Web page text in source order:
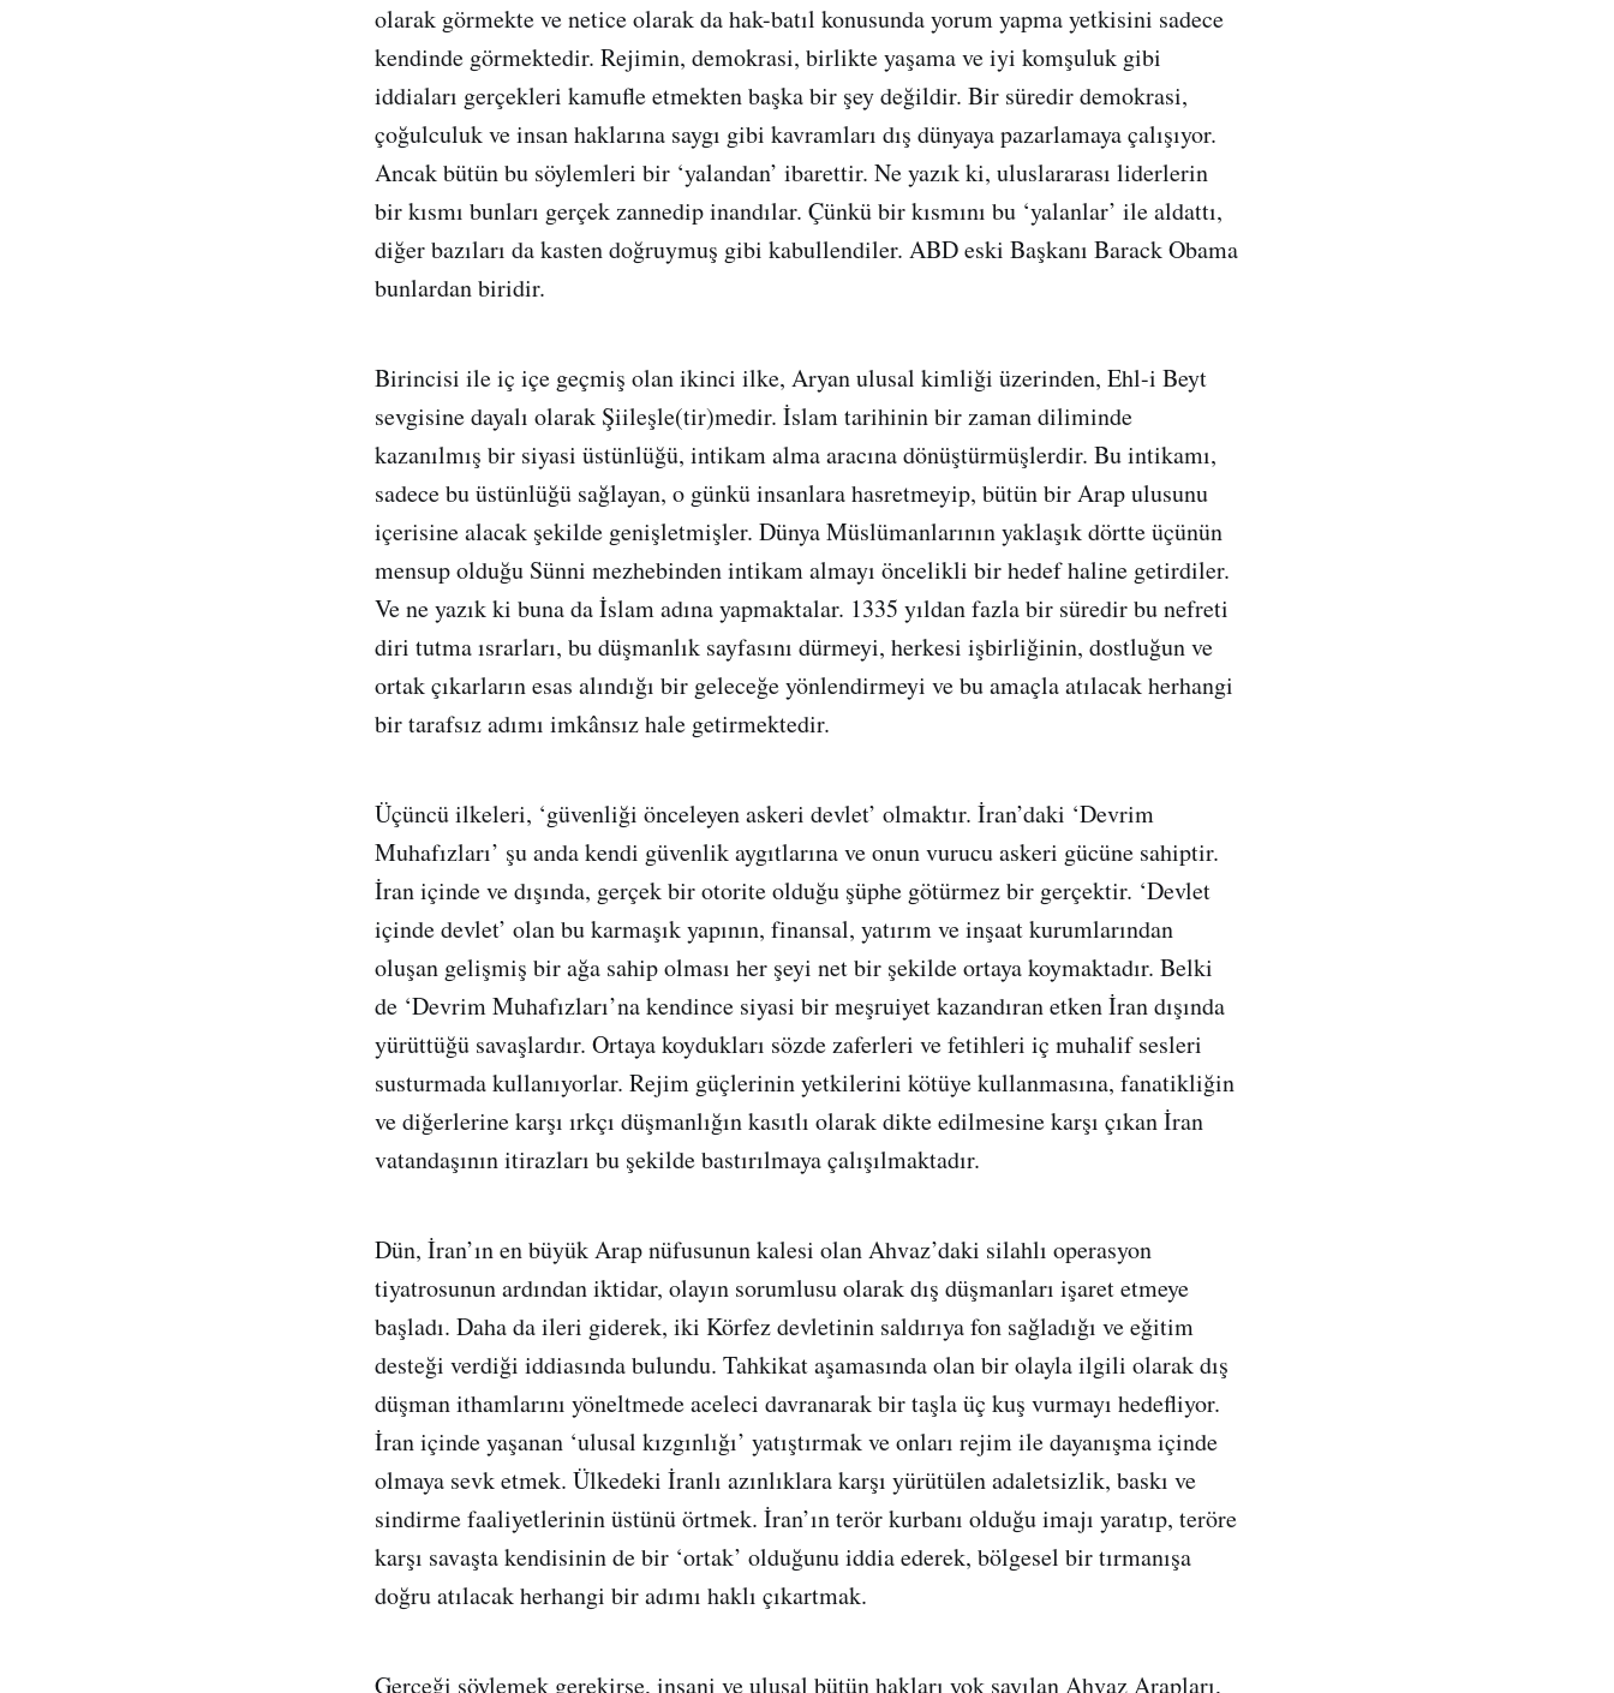
olarak görmekte ve netice olarak da hak-batıl konusunda yorum yapma yetkisini sadece
kendinde görmektedir. Rejimin, demokrasi, birlikte yaşama ve iyi komşuluk gibi
iddiaları gerçekleri kamufle etmekten başka bir şey değildir. Bir süredir demokrasi,
çoğulculuk ve insan haklarına saygı gibi kavramları dış dünyaya pazarlamaya çalışıyor.
Ancak bütün bu söylemleri bir ‘yalandan’ ibarettir. Ne yazık ki, uluslararası liderlerin
bir kısmı bunları gerçek zannedip inandılar. Çünkü bir kısmını bu ‘yalanlar’ ile aldattı,
diğer bazıları da kasten doğruymuş gibi kabullendiler. ABD eski Başkanı Barack Obama
bunlardan biridir.
Birincisi ile iç içe geçmiş olan ikinci ilke, Aryan ulusal kimliği üzerinden, Ehl-i Beyt
sevgisine dayalı olarak Şiileşle(tir)medir. İslam tarihinin bir zaman diliminde
kazanılmış bir siyasi üstünlüğü, intikam alma aracına dönüştürmüşlerdir. Bu intikamı,
sadece bu üstünlüğü sağlayan, o günkü insanlara hasretmeyip, bütün bir Arap ulusunu
içerisine alacak şekilde genişletmişler. Dünya Müslümanlarının yaklaşık dörtte üçünün
mensup olduğu Sünni mezhebinden intikam almayı öncelikli bir hedef haline getirdiler.
Ve ne yazık ki buna da İslam adına yapmaktalar. 1335 yıldan fazla bir süredir bu nefreti
diri tutma ısrarları, bu düşmanlık sayfasını dürmeyi, herkesi işbirliğinin, dostluğun ve
ortak çıkarların esas alındığı bir geleceğe yönlendirmeyi ve bu amaçla atılacak herhangi
bir tarafsız adımı imkânsız hale getirmektedir.
Üçüncü ilkeleri, ‘güvenliği önceleyen askeri devlet’ olmaktır. İran’daki ‘Devrim
Muhafızları’ şu anda kendi güvenlik aygıtlarına ve onun vurucu askeri gücüne sahiptir.
İran içinde ve dışında, gerçek bir otorite olduğu şüphe götürmez bir gerçektir. ‘Devlet
içinde devlet’ olan bu karmaşık yapının, finansal, yatırım ve inşaat kurumlarından
oluşan gelişmiş bir ağa sahip olması her şeyi net bir şekilde ortaya koymaktadır. Belki
de ‘Devrim Muhafızları’na kendince siyasi bir meşruiyet kazandıran etken İran dışında
yürüttüğü savaşlardır. Ortaya koydukları sözde zaferleri ve fetihleri iç muhalif sesleri
susturmada kullanıyorlar. Rejim güçlerinin yetkilerini kötüye kullanmasına, fanatikliğin
ve diğerlerine karşı ırkçı düşmanlığın kasıtlı olarak dikte edilmesine karşı çıkan İran
vatandaşının itirazları bu şekilde bastırılmaya çalışılmaktadır.
Dün, İran’ın en büyük Arap nüfusunun kalesi olan Ahvaz’daki silahlı operasyon
tiyatrosunun ardından iktidar, olayın sorumlusu olarak dış düşmanları işaret etmeye
başladı. Daha da ileri giderek, iki Körfez devletinin saldırıya fon sağladığı ve eğitim
desteği verdiği iddiasında bulundu. Tahkikat aşamasında olan bir olayla ilgili olarak dış
düşman ithamlarını yöneltmede aceleci davranarak bir taşla üç kuş vurmayı hedefliyor.
İran içinde yaşanan ‘ulusal kızgınlığı’ yatıştırmak ve onları rejim ile dayanışma içinde
olmaya sevk etmek. Ülkedeki İranlı azınlıklara karşı yürütülen adaletsizlik, baskı ve
sindirme faaliyetlerinin üstünü örtmek. İran’ın terör kurbanı olduğu imajı yaratıp, teröre
karşı savaşta kendisinin de bir ‘ortak’ olduğunu iddia ederek, bölgesel bir tırmanışa
doğru atılacak herhangi bir adımı haklı çıkartmak.
Gerçeği söylemek gerekirse, insani ve ulusal bütün hakları yok sayılan Ahvaz Arapları,